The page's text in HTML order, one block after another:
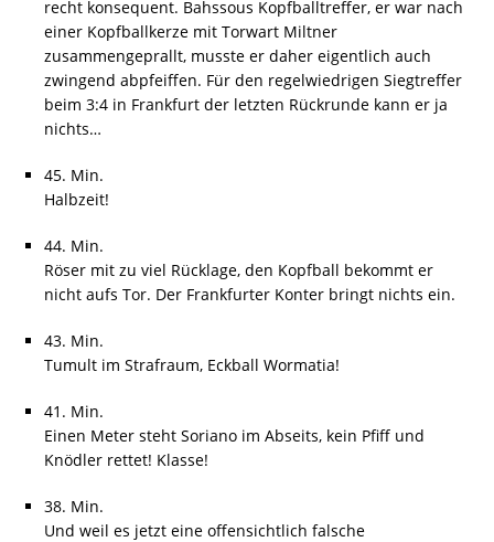
recht konsequent. Bahssous Kopfballtreffer, er war nach
einer Kopfballkerze mit Torwart Miltner
zusammengeprallt, musste er daher eigentlich auch
zwingend abpfeiffen. Für den regelwiedrigen Siegtreffer
beim 3:4 in Frankfurt der letzten Rückrunde kann er ja
nichts…
45. Min.
Halbzeit!
44. Min.
Röser mit zu viel Rücklage, den Kopfball bekommt er
nicht aufs Tor. Der Frankfurter Konter bringt nichts ein.
43. Min.
Tumult im Strafraum, Eckball Wormatia!
41. Min.
Einen Meter steht Soriano im Abseits, kein Pfiff und
Knödler rettet! Klasse!
38. Min.
Und weil es jetzt eine offensichtlich falsche